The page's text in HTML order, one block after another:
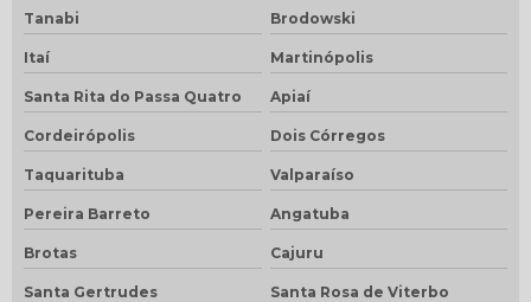
Tanabi Brodowski
Itaí Martinópolis
Santa Rita do Passa Quatro Apiaí
Cordeirópolis Dois Córregos
Taquarituba Valparaíso
Pereira Barreto Angatuba
Brotas Cajuru
Santa Gertrudes Santa Rosa de Viterbo